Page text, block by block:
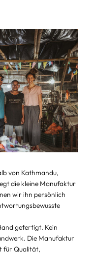
von Kathmandu,
die kleine Manufaktur
wir ihn persönlich
gefertigt. Kein
Die Manufaktur
für Qualität,